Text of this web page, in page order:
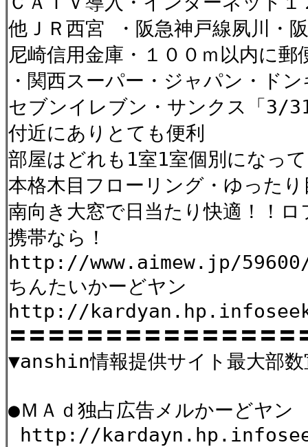
他ＪＲ西宮 ・阪急神戸線夙川・
尼崎信用金庫・１００ｍ以内に
・関西スーパー・ジャパン・ド
セブンイレブン・サンクス「3/
付近にありとても便利
部屋はどれも1室1室個別になっ
本格木目フローリング・ゆった
南向き大窓で日当たり快適！！
携帯なら！
http://www.aimew.jp/
ちんたいかーどヤン
http://
〓〓〓〓〓〓〓〓〓〓〓〓〓〓
▼anshin情報提供サイト最大部
●ＭＡｄ独占広告メルかー
http://